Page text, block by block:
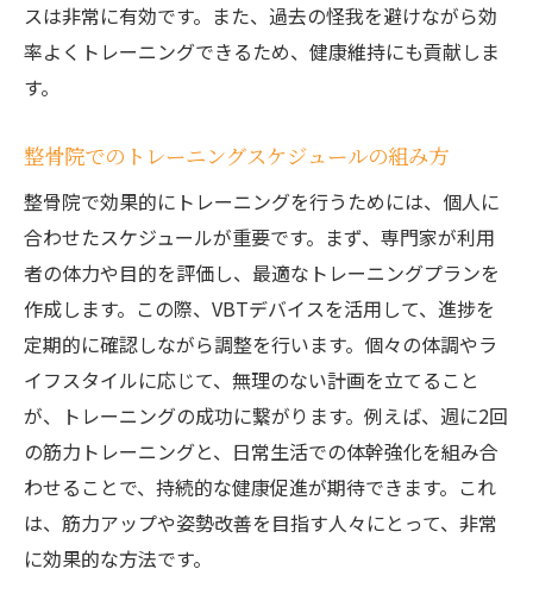
スは非常に有効です。また、過去の怪我を避けながら効
率よくトレーニングできるため、健康維持にも貢献しま
す。
整骨院でのトレーニングスケジュールの組み方
整骨院で効果的にトレーニングを行うためには、個人に
合わせたスケジュールが重要です。まず、専門家が利用
者の体力や目的を評価し、最適なトレーニングプランを
作成します。この際、VBTデバイスを活用して、進捗を
定期的に確認しながら調整を行います。個々の体調やラ
イフスタイルに応じて、無理のない計画を立てること
が、トレーニングの成功に繋がります。例えば、週に2回
の筋力トレーニングと、日常生活での体幹強化を組み合
わせることで、持続的な健康促進が期待できます。これ
は、筋力アップや姿勢改善を目指す人々にとって、非常
に効果的な方法です。